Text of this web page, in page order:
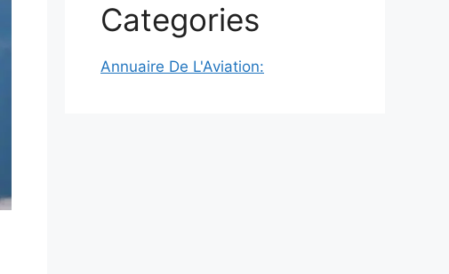
Categories
Annuaire De L'Aviation: